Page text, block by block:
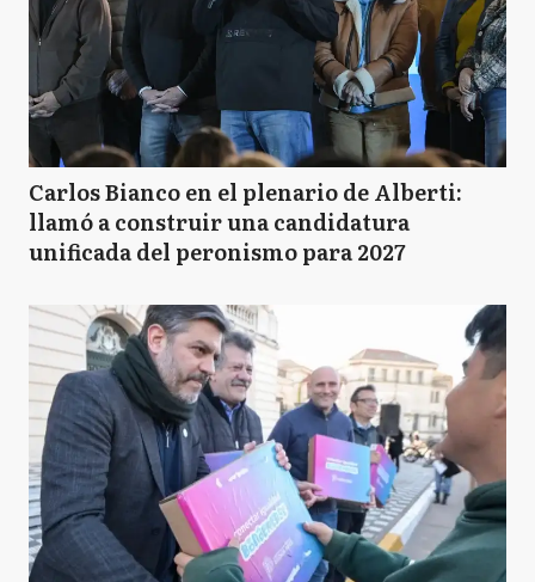
Carlos Bianco en el plenario de Alberti:
llamó a construir una candidatura
unificada del peronismo para 2027